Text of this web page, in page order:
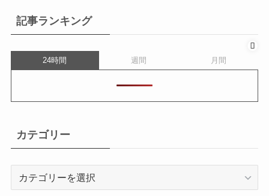
記事ランキング
24時間 週間 月間
カテゴリー